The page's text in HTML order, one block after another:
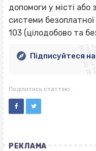
допомоги у місті
системи
103 (цілодобово та
Підписуйтеся
Поділитись статтею
РЕКЛАМА